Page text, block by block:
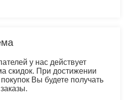
у нас действует
скидок. При достижении
Вы будете получать